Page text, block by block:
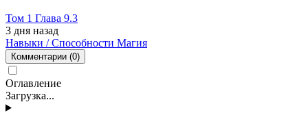
Том 1 Глава 9.3
3 дня назад
Навыки / Способности Магия
Комментарии (0)
Оглавление
Загрузка...